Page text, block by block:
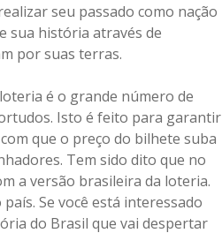
seu passado como nação
sua história através de
por suas terras.
é o grande número de
Isto é feito para garantir
que o preço do bilhete suba
Tem sido dito que no
a versão brasileira da loteria.
Se você está interessado
do Brasil que vai despertar